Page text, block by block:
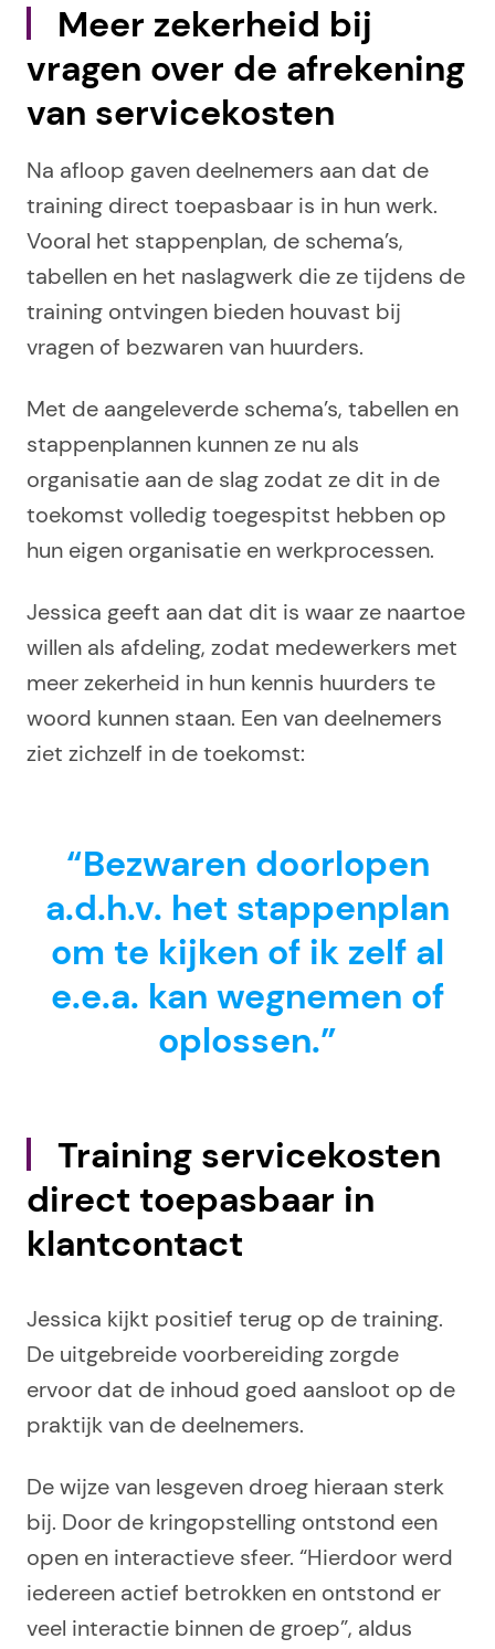
Meer zekerheid bij
vragen over de afrekening
van servicekosten
Na afloop gaven deelnemers aan dat de
training direct toepasbaar is in hun werk.
Vooral het stappenplan, de schema’s,
tabellen en het naslagwerk die ze tijdens de
training ontvingen bieden houvast bij
vragen of bezwaren van huurders.
Met de aangeleverde schema’s, tabellen en
stappenplannen kunnen ze nu als
organisatie aan de slag zodat ze dit in de
toekomst volledig toegespitst hebben op
hun eigen organisatie en werkprocessen.
Jessica geeft aan dat dit is waar ze naartoe
willen als afdeling, zodat medewerkers met
meer zekerheid in hun kennis huurders te
woord kunnen staan. Een van deelnemers
ziet zichzelf in de toekomst:
“Bezwaren doorlopen
a.d.h.v. het stappenplan
om te kijken of ik zelf al
e.e.a. kan wegnemen of
oplossen.”
Training servicekosten
direct toepasbaar in
klantcontact
Jessica kijkt positief terug op de training.
De uitgebreide voorbereiding zorgde
ervoor dat de inhoud goed aansloot op de
praktijk van de deelnemers.
De wijze van lesgeven droeg hieraan sterk
bij. Door de kringopstelling ontstond een
open en interactieve sfeer. “Hierdoor werd
iedereen actief betrokken en ontstond er
veel interactie binnen de groep”, aldus